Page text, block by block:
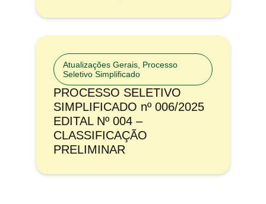
Atualizações Gerais Processo
Seletivo Simplificado
PROCESSO SELETIVO
SIMPLIFICADO nº 006/2025
EDITAL Nº 004 –
CLASSIFICAÇÃO
PRELIMINAR